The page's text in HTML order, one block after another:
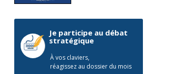
Je participe au débat
stratégique
À vos claviers,
réagissez au dossier du mois